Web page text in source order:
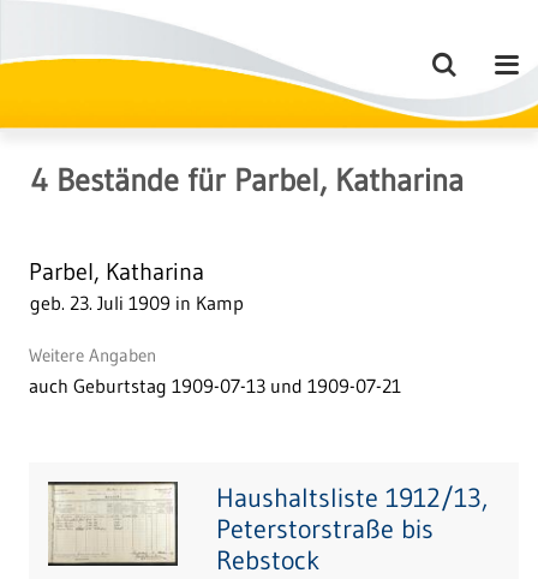
4 Bestände für Parbel, Katharina
Parbel, Katharina
geb. 23. Juli 1909 in Kamp
Weitere Angaben
auch Geburtstag 1909-07-13 und 1909-07-21
Haushaltsliste 1912/13,
Peterstorstraße bis
Rebstock